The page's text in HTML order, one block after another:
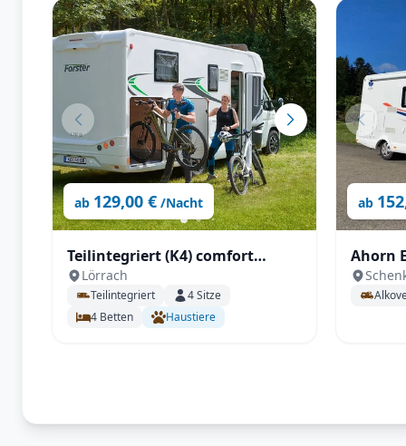
ab 129,00 € /Nacht
Teilintegriert (K4) comfort
(Längsbetten)
Lörrach
Teilintegriert 4Sitze
4 Betten Haustiere
ab
Ahorn